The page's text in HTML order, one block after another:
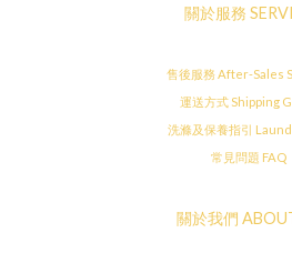
關於服務
售後服務 After-Sales
運送方式 Shipping
洗滌及保養指引
常見問題 FAQ
關於我們